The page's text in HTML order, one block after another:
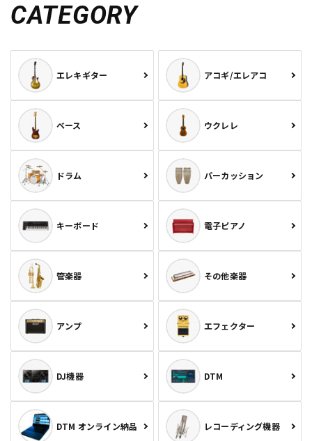
CATEGORY
エレキギター アコギ/エレアコ
ベース ウクレレ
ドラム パーカッション
キーボード 電子ピアノ
管楽器 その他楽器
アンプ エフェクター
DJ機器 DTM
DTM オンライン納品 レコーディング機器